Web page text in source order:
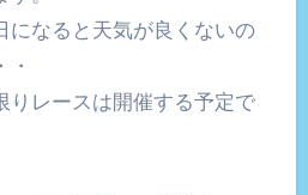
になると天気が良くないの
りレースは開催する予定で